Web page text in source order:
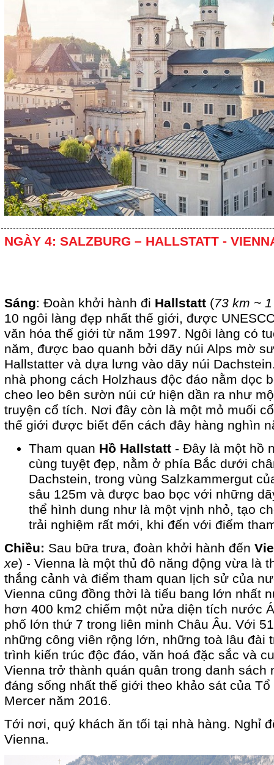
NGÀY 4: SALZBURG – HALLSTATT -
Sáng: Đoàn khởi hành đi Hallstatt (73 km ~
10 ngôi làng đẹp nhất thế giới, được
văn hóa thế giới từ năm 1997. Ngôi làng có
năm, được bao quanh bởi dãy núi Alps mờ
Hallstatter và dựa lưng vào dãy núi
nhà phong cách Holzhaus độc đáo nằm dọc
cheo leo bên sườn núi cứ hiện dần ra như
truyện cổ tích. Nơi đây còn là một mỏ muối
thế giới được biết đến cách đây hàng nghìn
Tham quan Hồ Hallstatt - Đây là một hồ
cùng tuyệt đẹp, nằm ở phía Bắc dưới
Dachstein, trong vùng Salzkammergut
sâu 125m và được bao bọc với những
thể hình dung như là một vịnh nhỏ, tạo
trải nghiệm rất mới, khi đến với điểm
Chiều: Sau bữa trưa, đoàn khởi hành đến
xe) - Vienna là một thủ đô năng động vừa là
thắng cảnh và điểm tham quan lịch sử của
Vienna cũng đồng thời là tiểu bang lớn nhất
hơn 400 km2 chiếm một nửa diện tích nước
phố lớn thứ 7 trong liên minh Châu Âu. Với
những công viên rộng lớn, những toà lâu đài
trình kiến trúc độc đáo, văn hoá đặc sắc và
Vienna trở thành quán quân trong danh sách
đáng sống nhất thế giới theo khảo sát của
Mercer năm 2016.
Tới nơi, quý khách ăn tối tại nhà hàng. Nghỉ
Vienna.